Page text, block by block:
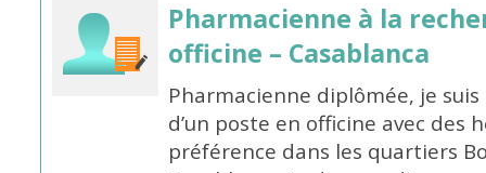
Pharmacienne à la
officine – Casablanca
Pharmacienne diplômée, je
d’un poste en officine avec des
préférence dans les quartiers